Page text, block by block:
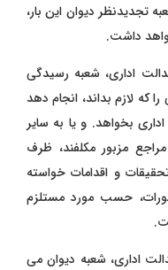
تجدیدنظر دیوان این بار،
داشت.
قانون دیوان عدالت اداری، شعبه رسیدگی
که لازم بداند، انجام دهد
بخواهد. و یا به سایر
مزبور مکلفند، ظرف
و اقدامات خواسته
حسب مورد مستلزم
دیوان عدالت اداری، شعبه دیوان می